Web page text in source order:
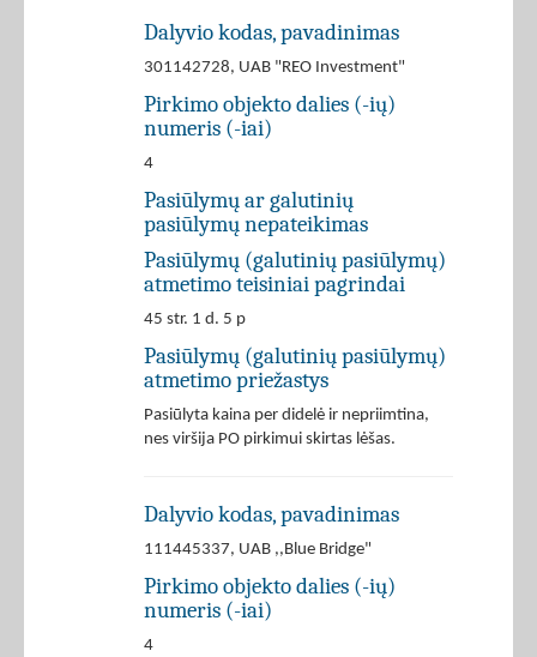
Dalyvio kodas, pavadinimas
301142728, UAB "REO Investment"
Pirkimo objekto dalies (-ių)
numeris (-iai)
4
Pasiūlymų ar galutinių
pasiūlymų nepateikimas
Pasiūlymų (galutinių pasiūlymų)
atmetimo teisiniai pagrindai
45 str. 1 d. 5 p
Pasiūlymų (galutinių pasiūlymų)
atmetimo priežastys
Pasiūlyta kaina per didelė ir nepriimtina,
nes viršija PO pirkimui skirtas lėšas.
Dalyvio kodas, pavadinimas
111445337, UAB ,,Blue Bridge"
Pirkimo objekto dalies (-ių)
numeris (-iai)
4